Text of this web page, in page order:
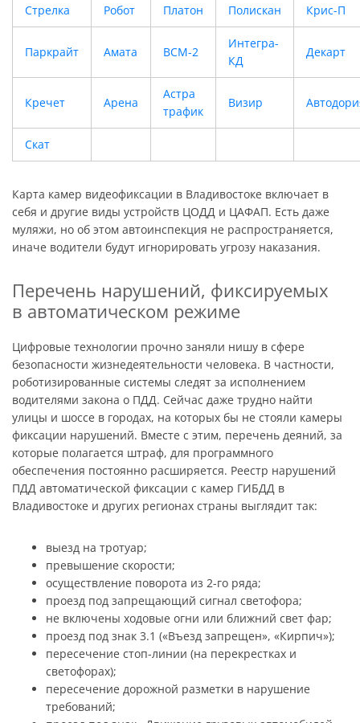
Стрелка Робот Платон Полискан Крис-П
Паркрайт Амата ВСМ-2
Интегра-
КД
Декарт
Кречет Арена
Астра
трафик
Визир
Скат
Карта камер видеофиксации в Владивостоке включает в
себя и другие виды устройств ЦОДД и ЦАФАП. Есть даже
муляжи, но об этом автоинспекция не распространяется,
иначе водители будут игнорировать угрозу наказания.
Перечень нарушений, фиксируемых
в автоматическом режиме
Цифровые технологии прочно заняли нишу в сфере
безопасности жизнедеятельности человека. В частности,
роботизированные системы следят за исполнением
водителями закона о ПДД. Сейчас даже трудно найти
улицы и шоссе в городах, на которых бы не стояли камеры
фиксации нарушений. Вместе с этим, перечень деяний, за
которые полагается штраф, для программного
обеспечения постоянно расширяется. Реестр нарушений
ПДД автоматической фиксации с камер ГИБДД в
Владивостоке и других регионах страны выглядит так:
выезд на тротуар;
превышение скорости;
осуществление поворота из 2-го ряда;
проезд под запрещающий сигнал светофора;
не включены ходовые огни или ближний свет фар;
проезд под знак 3.1 («Въезд запрещен», «Кирпич»);
пересечение стоп-линии (на перекрестках и
светофорах);
пересечение дорожной разметки в нарушение
требований;